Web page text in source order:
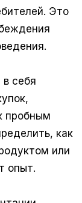
Это
себя
пробным
как
или
опыт.